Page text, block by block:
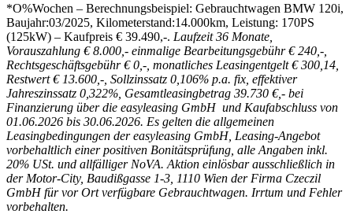
*O%Wochen – Berechnungsbeispiel: Gebrauchtwagen BMW 120i,
Baujahr:03/2025, Kilometerstand:14.000km, Leistung: 170PS
(125kW) – Kaufpreis € 39.490,-. Laufzeit 36 Monate,
Vorauszahlung € 8.000,- einmalige Bearbeitungsgebühr € 240,-,
Rechtsgeschäftsgebühr € 0,-, monatliches Leasingentgelt € 300,14,
Restwert € 13.600,-, Sollzinssatz 0,106% p.a. fix, effektiver
Jahreszinssatz 0,322%, Gesamtleasingbetrag 39.730 €,- bei
Finanzierung über die easyleasing GmbHund Kaufabschluss von
01.06.2026 bis 30.06.2026. Es gelten die allgemeinen
Leasingbedingungen der easyleasing GmbH, Leasing-Angebot
vorbehaltlich einer positiven Bonitätsprüfung, alle Angaben inkl.
20% USt. und allfälliger NoVA. Aktion einlösbar ausschließlich in
der Motor-City, Baudißgasse 1-3, 1110 Wien der Firma Czeczil
GmbH für vor Ort verfügbare Gebrauchtwagen. Irrtum und Fehler
vorbehalten.